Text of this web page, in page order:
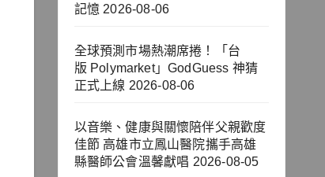
記憶 2026-08-06
全球預測市場熱潮席捲！「台
版 Polymarket」GodGuess 神猜
正式上線 2026-08-06
以音樂、健康與關懷陪伴父親歡度
佳節 高雄市立鳳山醫院攜手高雄
縣醫師公會溫馨獻唱 2026-08-05